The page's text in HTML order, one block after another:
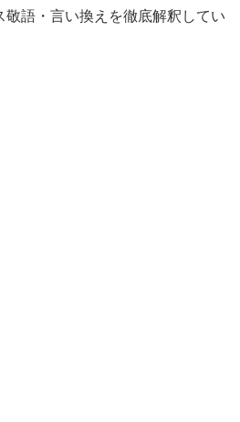
語・言い換えを徹底解釈してい